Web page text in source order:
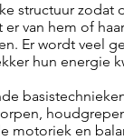
structuur zodat
van hem of
Er wordt veel
hun energie
motoriek en